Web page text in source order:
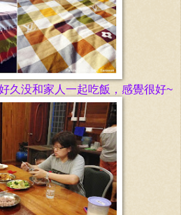
久没和家人一起吃飯，感覺很好~